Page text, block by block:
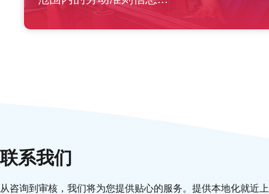
联系我们
从咨询到审核，我们将为您提供贴心的服务。提供本地化就近